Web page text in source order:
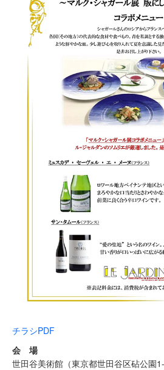
チラシPDF
会 場
世田谷美術館（東京都世田谷区砧公園